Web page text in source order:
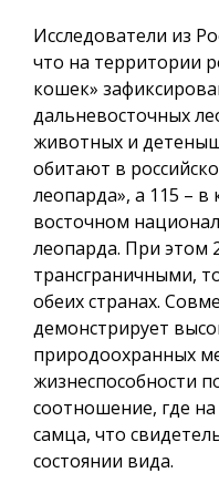
Исследователи из
что на территории
кошек»
дальневосточных
животных и
обитают в
леопарда», а 115 –
восточном
леопарда. При этом
трансграничными,
обеих странах.
демонстрирует
природоохранных
жизнеспособности
соотношение, где на
самца, что
состоянии вида.